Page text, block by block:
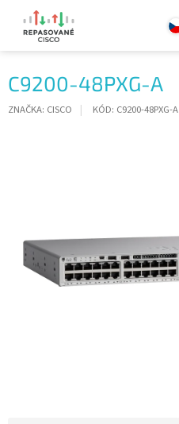
obsah
C9200-48PXG-A
ZNAČKA: CISCO KÓD: C9200-48PXG-A